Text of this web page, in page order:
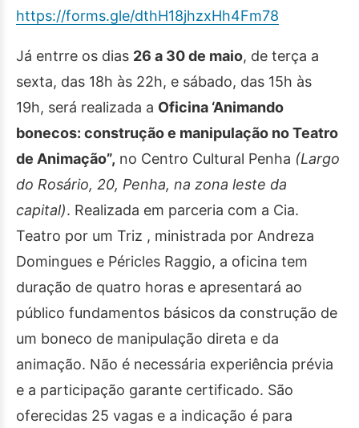
https://forms.gle/dthH18jhzxHh4Fm78
Já entrre os dias 26 a 30 de maio, de terça a
sexta, das 18h às 22h, e sábado, das 15h às
19h, será realizada a Oficina ‘Animando
bonecos: construção e manipulação no Teatro
de Animação”, no Centro Cultural Penha (Largo
do Rosário, 20, Penha, na zona leste da
capital). Realizada em parceria com a Cia.
Teatro por um Triz , ministrada por Andreza
Domingues e Péricles Raggio, a oficina tem
duração de quatro horas e apresentará ao
público fundamentos básicos da construção de
um boneco de manipulação direta e da
animação. Não é necessária experiência prévia
e a participação garante certificado. São
oferecidas 25 vagas e a indicação é para